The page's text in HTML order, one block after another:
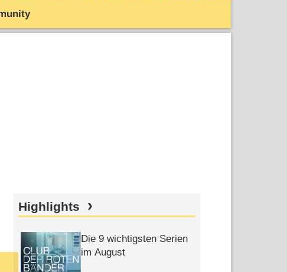
Highlights
Die 9 wichtigsten Serien
im August